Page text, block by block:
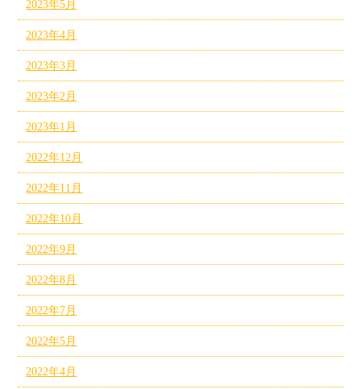
2023年5月
2023年4月
2023年3月
2023年2月
2023年1月
2022年12月
2022年11月
2022年10月
2022年9月
2022年8月
2022年7月
2022年5月
2022年4月